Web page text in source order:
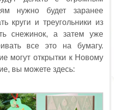
нужно будет заранее
круги и треугольники из
снежинок, а затем уже
все это на бумагу.
могут открытки к Новому
вы можете здесь: